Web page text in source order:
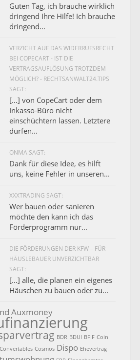
Guten Tag, ich brauche wirklich
dringend Ihre Hilfe! Ich brauche
dringend...
VERZICHT AUF DAS WIDERRUFSRECHT
BEI COPECART - IST DIE
VERTRAGSAUFLÖSUNG TROTZDEM
MÖGLICH? - RECHTSANWALT24.TIPS
SAGT:
[…] von CopeCart oder dem
Inkasso-Büro nicht
einschüchtern lassen. Letztere
dürfen...
ONMA SAGT:
Dank für diese Idee, es hilft
uns, keine Fehler in unseren...
XXXTRADING SAGT:
Wer bauen oder sanieren
möchte den kann ich das
Förderprogramm nur...
DIE FÖRDERUNGEN DER KFW – FÜR
HÄUSLEBAUER UNVERZICHTBAR
SAGT:
[…] alle, die planen ein eigenes
Häuschen zu bauen oder zu...
Auxmoney
BDR BDUI BFIF Coin
Convertables Cosmos Dispo Ehevertrag